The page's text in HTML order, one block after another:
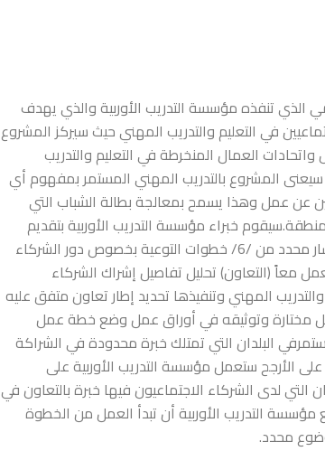
الذي تنفذه مؤسسة التدريب الأوربية والذي يهدف
في التعليم والتدريب المهني حيث سيركز المشروع
العمال المنخرطة في التعليم والتدريب
المشروع بالتدريب المهني المستمر بمفهوم أي
عن عمل وهذا يسمح بمعالجة بطالة الشباب التي
خبراء مؤسسة التدريب الأوربية بتقديم
الدعم لكل بلد على حدى للتقدم على مسار محدد من /6/ خطوات التوعية بخصوص دور الشركاء
معاً (التعاون) تحليل تفاصيل إشراك الشركاء
المهني وتنفيذها تحديد إطار تعاون متفق عليه
مختارة وتوثيقه في أوراق عمل وضع خطة عمل
البلدان التي تمتلك خبرة محدودة في الشراكة
على الأرجح ستعمل مؤسسة التدريب الأوربية على
التي لدى الشركاء الاجتماعيون فيها خبرة بالتعاون في
مؤسسة التدريب الأوربية أن تبدأ العمل من الخطوة
محدد.